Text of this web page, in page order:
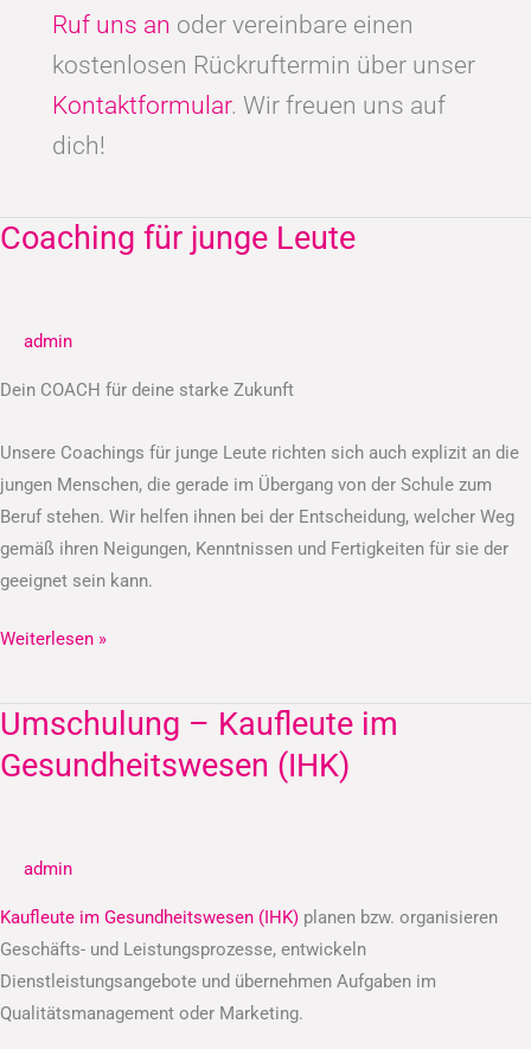
Ruf uns an oder vereinbare einen
kostenlosen Rückruftermin über unser
Kontaktformular. Wir freuen uns auf
dich!
Coaching für junge Leute
admin
Dein COACH für deine starke Zukunft
Unsere Coachings für junge Leute richten sich auch explizit an die
jungen Menschen, die gerade im Übergang von der Schule zum
Beruf stehen. Wir helfen ihnen bei der Entscheidung, welcher Weg
gemäß ihren Neigungen, Kenntnissen und Fertigkeiten für sie der
geeignet sein kann.
Coaching
Leute
Weiterlesen »
Umschulung – Kaufleute im
Gesundheitswesen (IHK)
admin
Kaufleute im Gesundheitswesen (IHK) planen bzw. organisieren
Geschäfts- und Leistungsprozesse, entwickeln
Dienstleistungsangebote und übernehmen Aufgaben im
Qualitätsmanagement oder Marketing.
Umschulung
–
Kaufleute
(IHK)